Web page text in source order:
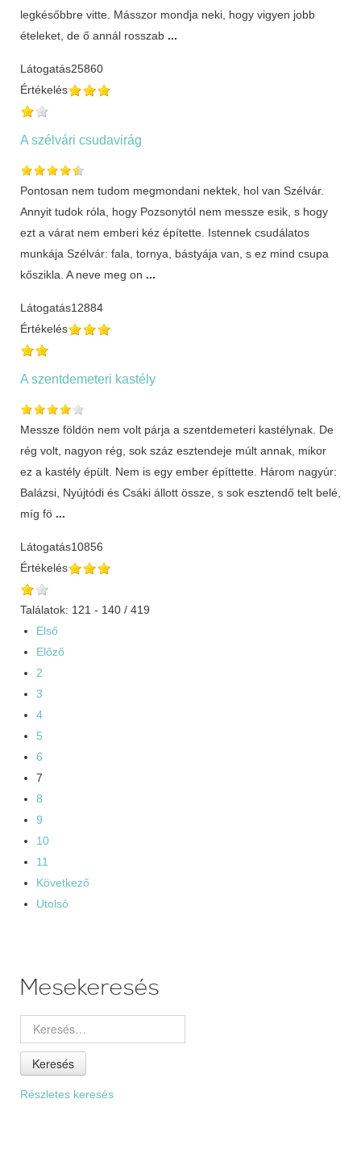
legkésőbbre vitte. Másszor mondja neki, hogy vigyen jobb
ételeket, de ő annál rosszab ...
Látogatás25860
Értékelés
A szélvári csudavirág
Pontosan nem tudom megmondani nektek, hol van Szélvár.
Annyit tudok róla, hogy Pozsonytól nem messze esik, s hogy
ezt a várat nem emberi kéz építette. Istennek csudálatos
munkája Szélvár: fala, tornya, bástyája van, s ez mind csupa
kőszikla. A neve meg on ...
Látogatás12884
Értékelés
A szentdemeteri kastély
Messze földön nem volt párja a szentdemeteri kastélynak. De
rég volt, nagyon rég, sok száz esztendeje múlt annak, mikor
ez a kastély épült. Nem is egy ember építtette. Három nagyúr:
Balázsi, Nyújtódi és Csáki állott össze, s sok esztendő telt belé,
míg fö ...
Látogatás10856
Értékelés
Találatok: 121 - 140 / 419
Első
Előző
2
3
4
5
6
7
8
9
10
11
Következő
Utolsó
Mesekeresés
Keresés
Részletes keresés